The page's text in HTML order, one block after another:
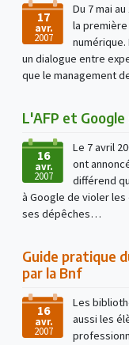
17
avr.
2007
Du 7 mai
la
un dialogue entre
que le management
L'AFP et
16
avr.
2007
Le 7 avril
ont
différend
à Google de violer
ses dépêches…
Guide pratique
par la Bnf
16
avr.
2007
Les
aussi les